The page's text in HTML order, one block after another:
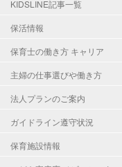
KIDSLINE記事一覧
保活情報
保育士の働き方 キャリア
主婦の仕事選びや働き方
法人プランのご案内
ガイドライン遵守状況
保育施設情報